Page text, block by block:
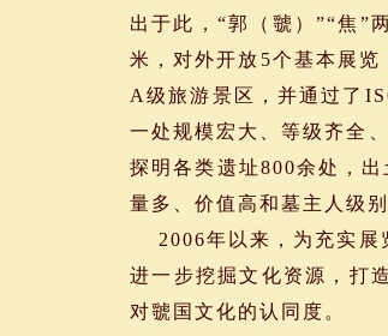
出于此，“郭（虢）”“焦”
米，对外开放5个基本展
A级旅游景区，并通过了
一处规模宏大、等级齐全
探明各类遗址800余处，
量多、价值高和墓主人级
2006年以来，为充实展
进一步挖掘文化资源，打
对虢国文化的认同度。